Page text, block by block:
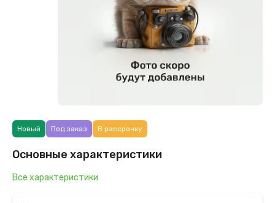
Новый Под заказ В рассрочку
Основные характеристики
Все характеристики